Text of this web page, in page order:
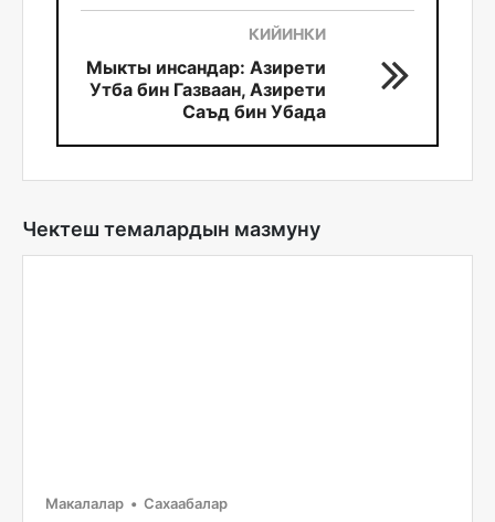
Чектеш темалардын мазмуну
Макалалар Сахаабалар
КИЙИНКИ
Мыкты инсандар: Азирети
Утба бин Газваан, Азирети
Саъд бин Убада